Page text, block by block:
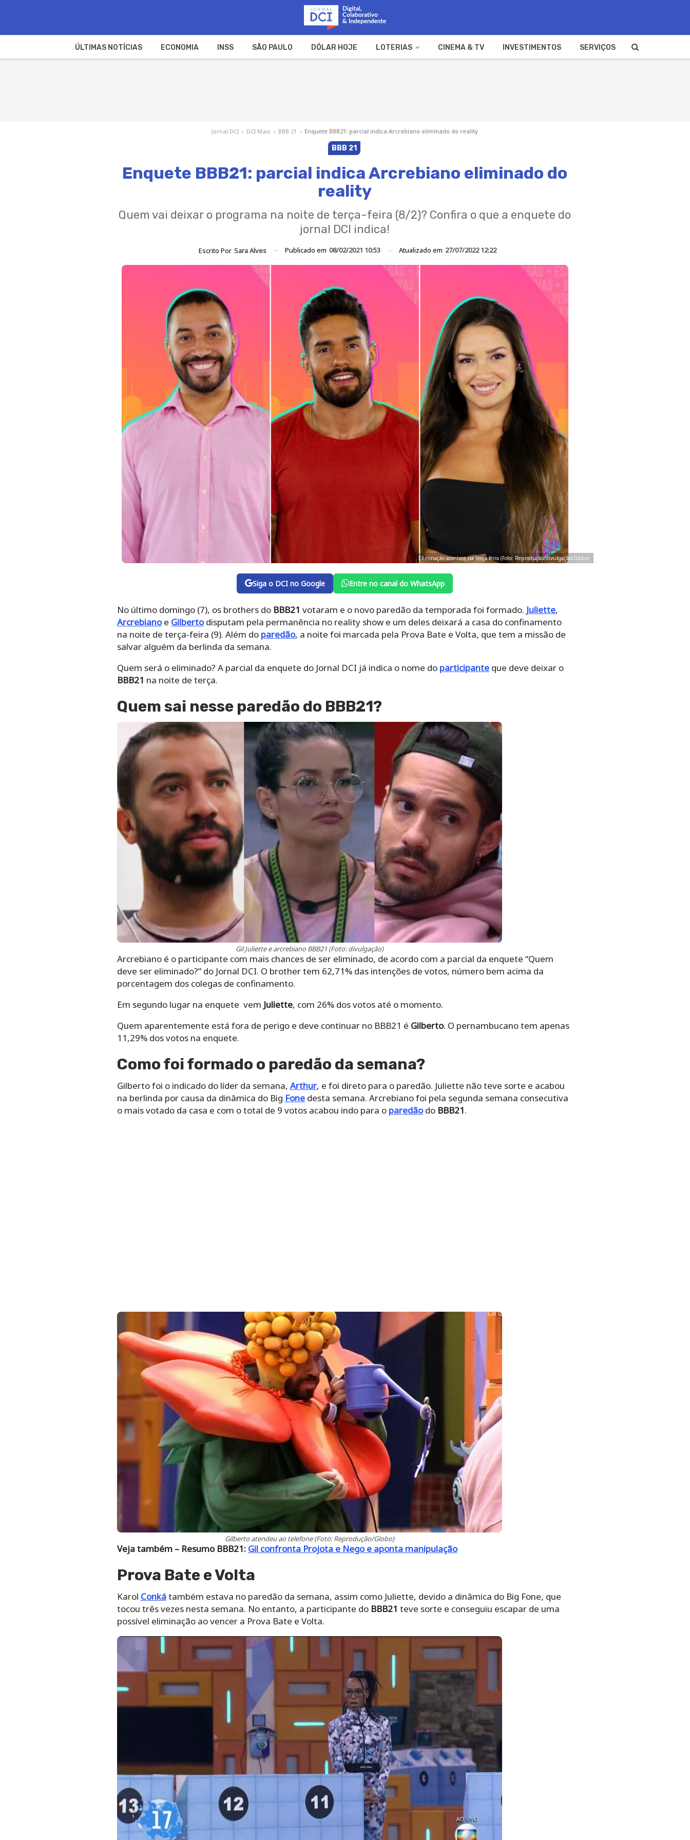
ÚLTIMAS NOTÍCIAS ECONOMIA INSS SÃO PAULO DÓLAR HOJE LOTERIAS CINEMA & TV INVESTIMENTOS SERVIÇOS
Jornal DCI › DCI Mais › BBB 21 › Enquete BBB21: parcial indica Arcrebiano eliminado do reality
BBB 21
Enquete BBB21: parcial indica Arcrebiano eliminado do
reality
Quem vai deixar o programa na noite de terça-feira (8/2)? Confira o que a enquete do
jornal DCI indica!
Escrito Por Sara Alves Publicado em 08/02/2021 10:53 Atualizado em 27/07/2022 12:22
Eliminação acontece na terça-feira (Foto: Reprodução/divulgação/Globo)
Siga o DCI no Google Entre no canal do WhatsApp
No último domingo (7), os brothers do BBB21 votaram e o novo paredão da temporada foi formado. Juliette,
Arcrebianoe Gilbertodisputam pela permanência no reality show e um deles deixará a casa do confinamento
na noite de terça-feira (9). Além do paredão, a noite foi marcada pela Prova Bate e Volta, que tem a missão de
salvar alguém da berlinda da semana.
Quem será o eliminado? A parcial da enquete do Jornal DCI já indica o nome do participanteque deve deixar o
BBB21 na noite de terça.
Quem sai nesse paredão do BBB21?
Gil Juliette e arcrebiano BBB21 (Foto: divulgação)
Arcrebiano é o participante com mais chances de ser eliminado, de acordo com a parcial da enquete “Quem
deve ser eliminado?” do Jornal DCI. O brother tem 62,71% das intenções de votos, número bem acima da
porcentagem dos colegas de confinamento.
Em segundo lugar na enquete vem Juliette, com 26% dos votos até o momento.
Quem aparentemente está fora de perigo e deve continuar no BBB21 é Gilberto. O pernambucano tem apenas
11,29% dos votos na enquete.
Como foi formado o paredão da semana?
Gilberto foi o indicado do líder da semana, Arthur, e foi direto para o paredão. Juliette não teve sorte e acabou
na berlinda por causa da dinâmica do Big Fonedesta semana. Arcrebiano foi pela segunda semana consecutiva
o mais votado da casa e com o total de 9 votos acabou indo para o paredãodo BBB21.
Gilberto atendeu ao telefone (Foto: Reprodução/Globo)
Veja também – Resumo BBB21: Gil confronta Projota e Nego e aponta manipulação
Prova Bate e Volta
Karol Conkátambém estava no paredão da semana, assim como Juliette, devido a dinâmica do Big Fone, que
tocou três vezes nesta semana. No entanto, a participante do BBB21 teve sorte e conseguiu escapar de uma
possível eliminação ao vencer a Prova Bate e Volta.